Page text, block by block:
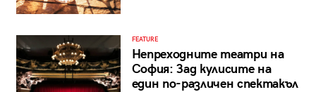
FEATURE
Непреходните театри на
София: Зад кулисите на
един по-различен спектакъл